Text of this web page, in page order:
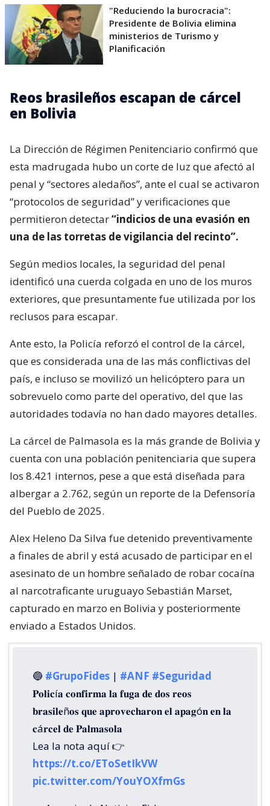
"Reduciendo la burocracia":
Presidente de Bolivia elimina
ministerios de Turismo y
Planificación
Reos brasileños escapan de cárcel
en Bolivia
La Dirección de Régimen Penitenciario confirmó que
esta madrugada hubo un corte de luz que afectó al
penal y “sectores aledaños”, ante el cual se activaron
“protocolos de seguridad” y verificaciones que
permitieron detectar“indicios de una evasión en
una de las torretas de vigilancia del recinto”.
Según medios locales, la seguridad del penal
identificó una cuerda colgada en uno de los muros
exteriores, que presuntamente fue utilizada por los
reclusos para escapar.
Ante esto, la Policía reforzó el control de la cárcel,
que es considerada una de las más conflictivas del
país, e incluso se movilizó un helicóptero para un
sobrevuelo como parte del operativo, del que las
autoridades todavía no han dado mayores detalles.
La cárcel de Palmasola es la más grande de Bolivia y
cuenta con una población penitenciaria que supera
los 8.421 internos, pese a que está diseñada para
albergar a 2.762, según un reporte de la Defensoría
del Pueblo de 2025.
Alex Heleno Da Silva fue detenido preventivamente
a finales de abril y está acusado de participar en el
asesinato de un hombre señalado de robar cocaína
al narcotraficante uruguayo Sebastián Marset,
capturado en marzo en Bolivia y posteriormente
enviado a Estados Unidos.
🔵 #GrupoFides | #ANF #Seguridad
𝐏𝐨𝐥𝐢𝐜í𝐚 𝐜𝐨𝐧𝐟𝐢𝐫𝐦𝐚 𝐥𝐚 𝐟𝐮𝐠𝐚 𝐝𝐞 𝐝𝐨𝐬 𝐫𝐞𝐨𝐬
𝐛𝐫𝐚𝐬𝐢𝐥𝐞ñ𝐨𝐬 𝐪𝐮𝐞 𝐚𝐩𝐫𝐨𝐯𝐞𝐜𝐡𝐚𝐫𝐨𝐧 𝐞𝐥 𝐚𝐩𝐚𝐠ó𝐧 𝐞𝐧 𝐥𝐚
𝐜á𝐫𝐜𝐞𝐥 𝐝𝐞 𝐏𝐚𝐥𝐦𝐚𝐬𝐨𝐥𝐚
Lea la nota aquí 👉
https://t.co/EToSetIkVW
pic.twitter.com/YouYOXfmGs